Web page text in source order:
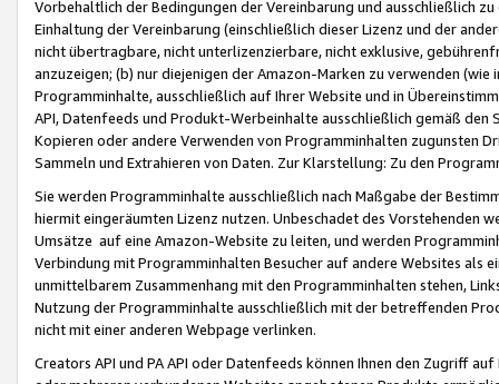
Vorbehaltlich der Bedingungen der Vereinbarung und ausschließlich
Einhaltung der Vereinbarung (einschließlich dieser Lizenz und der
nicht übertragbare, nicht unterlizenzierbare, nicht exklusive,
anzuzeigen; (b) nur diejenigen der Amazon-Marken zu verwenden
Programminhalte, ausschließlich auf Ihrer Website und in
API, Datenfeeds und Produkt-Werbeinhalte ausschließlich gemäß
Kopieren oder andere Verwenden von Programminhalten zugunsten
Sammeln und Extrahieren von Daten. Zur Klarstellung: Zu den
Sie werden Programminhalte ausschließlich nach Maßgabe der
hiermit eingeräumten Lizenz nutzen. Unbeschadet des Vorstehenden
Umsätze auf eine Amazon-Website zu leiten, und werden
Verbindung mit Programminhalten Besucher auf andere Websites als
unmittelbarem Zusammenhang mit den Programminhalten stehen,
Nutzung der Programminhalte ausschließlich mit der betreffenden
nicht mit einer anderen Webpage verlinken.
Creators API und PA API oder Datenfeeds können Ihnen den Zugriff